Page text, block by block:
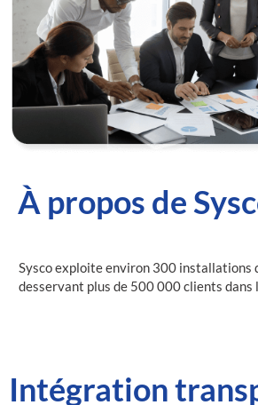
À propos de
Sysco exploite environ 300 installations
desservant plus de 500 000 clients dans
Intégration